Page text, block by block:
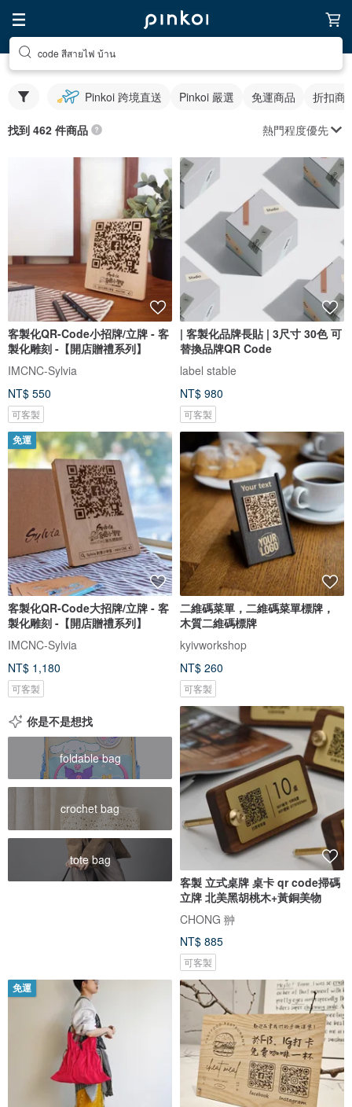
code สีสายไฟ บ้าน
Pinkoi 跨境直送 Pinkoi 嚴選 免運商品 折扣商
找到 462 件商品 熱門程度優先
客製化QR-Code小招牌/立牌 - 客
製化雕刻 -【開店贈禮系列】
IMCNC-Sylvia
NT$ 550
可客製
| 客製化品牌長貼 | 3尺寸 30色 可
替換品牌QR Code
label stable
NT$ 980
可客製
免運
客製化QR-Code大招牌/立牌 - 客
製化雕刻 -【開店贈禮系列】
IMCNC-Sylvia
NT$ 1,180
可客製
二維碼菜單，二維碼菜單標牌，
木質二維碼標牌
kyivworkshop
NT$ 260
可客製
你是不是想找
foldable bag
crochet bag
tote bag
客製 立式桌牌 桌卡 qr code掃碼
立牌 北美黑胡桃木+黃銅美物
CHONG 翀
NT$ 885
可客製
免運